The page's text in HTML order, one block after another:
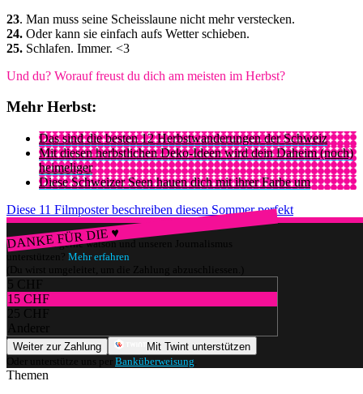
23. Man muss seine Scheisslaune nicht mehr verstecken.
24. Oder kann sie einfach aufs Wetter schieben.
25. Schlafen. Immer. <3
Und du? Worauf freust du dich am meisten im Herbst?
Mehr Herbst:
Das sind die besten 12 Herbstwanderungen der Schweiz
Mit diesen herbstlichen Deko-Ideen wird dein Daheim (noch)
heimeliger
Diese Schweizer Seen hauen dich mit ihrer Farbe um
Diese 11 Filmposter beschreiben diesen Sommer perfekt
DANKE FÜR DIE ♥
Würdest du gerne watson und unseren Journalismus
unterstützen? Mehr erfahren
(Du wirst umgeleitet, um die Zahlung abzuschliessen.)
5 CHF
15 CHF
25 CHF
Anderer
Weiter zur Zahlung
Mit Twint unterstützen
Oder unterstütze uns per Banküberweisung
Themen